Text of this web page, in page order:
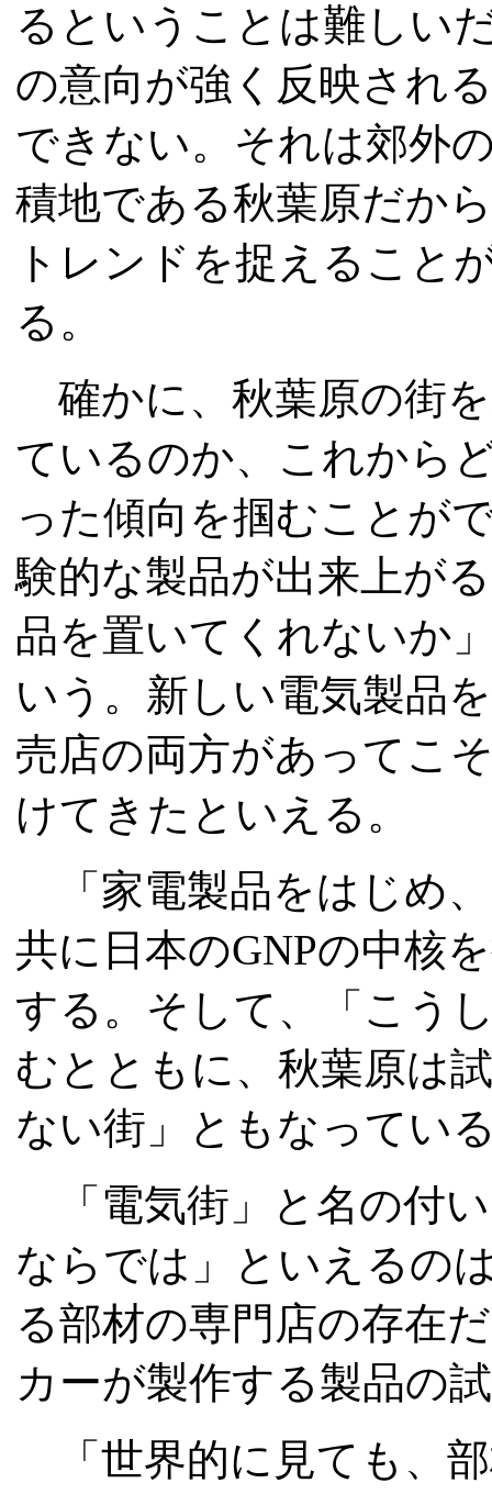
るということは難しい
の意向が強く反映され
できない。それは郊外
積地である秋葉原だか
トレンドを捉えること
る。
確かに、秋葉原の街
ているのか、これから
った傾向を掴むことが
験的な製品が出来上が
品を置いてくれないか
いう。新しい電気製品
売店の両方があってこ
けてきたといえる。
「家電製品をはじめ
共に日本のGNPの中核
する。そして、「こう
むとともに、秋葉原は
ない街」ともなってい
「電気街」と名の付
ならでは」といえるの
る部材の専門店の存在
カーが製作する製品の
「世界的に見ても、